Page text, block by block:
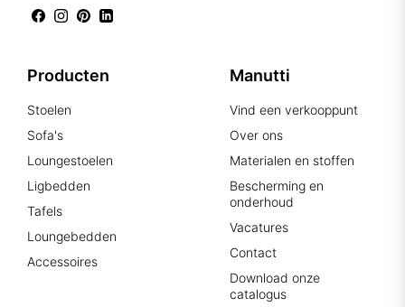
Producten
Stoelen
Sofa's
Loungestoelen
Ligbedden
Tafels
Loungebedden
Accessoires
Manutti
Vind een verkooppunt
Over ons
Materialen en stoffen
Bescherming en
onderhoud
Vacatures
Contact
Download onze
catalogus